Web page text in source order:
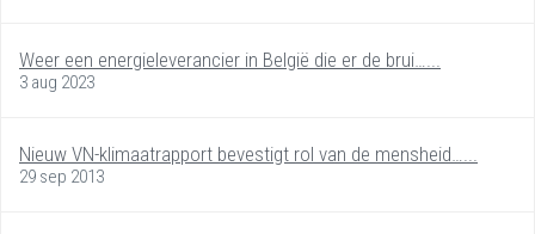
Weer een energieleverancier in België die er de brui…...
3 aug 2023
Nieuw VN-klimaatrapport bevestigt rol van de mensheid…...
29 sep 2013